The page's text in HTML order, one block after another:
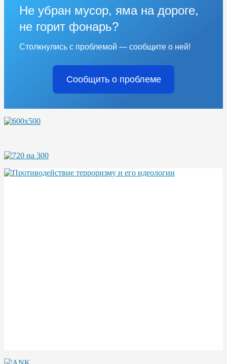
Не убран мусор, яма на дороге,
не горит фонарь?
Столкнулись с проблемой — сообщите о ней!
Сообщить о проблеме